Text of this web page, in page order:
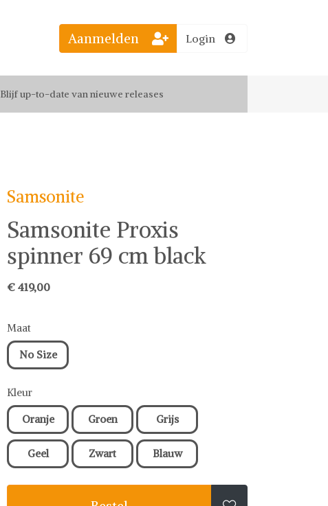
Bestel jouw favoriete looks
Blijf up-to-date van nieuwe releases
Aanmelden Login
Samsonite
Samsonite Proxis
spinner 69 cm black
€ 419,00
Maat
No Size
Kleur
Oranje Groen Grijs
Geel Zwart Blauw